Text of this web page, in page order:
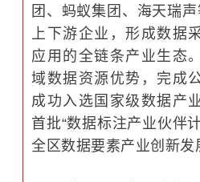
团、蚂蚁集团、海天瑞
上下游企业，形成数据
应用的全链条产业生态
域数据资源优势，完成
成功入选国家级数据产
首批“数据标注产业伙伴
全区数据要素产业创新发